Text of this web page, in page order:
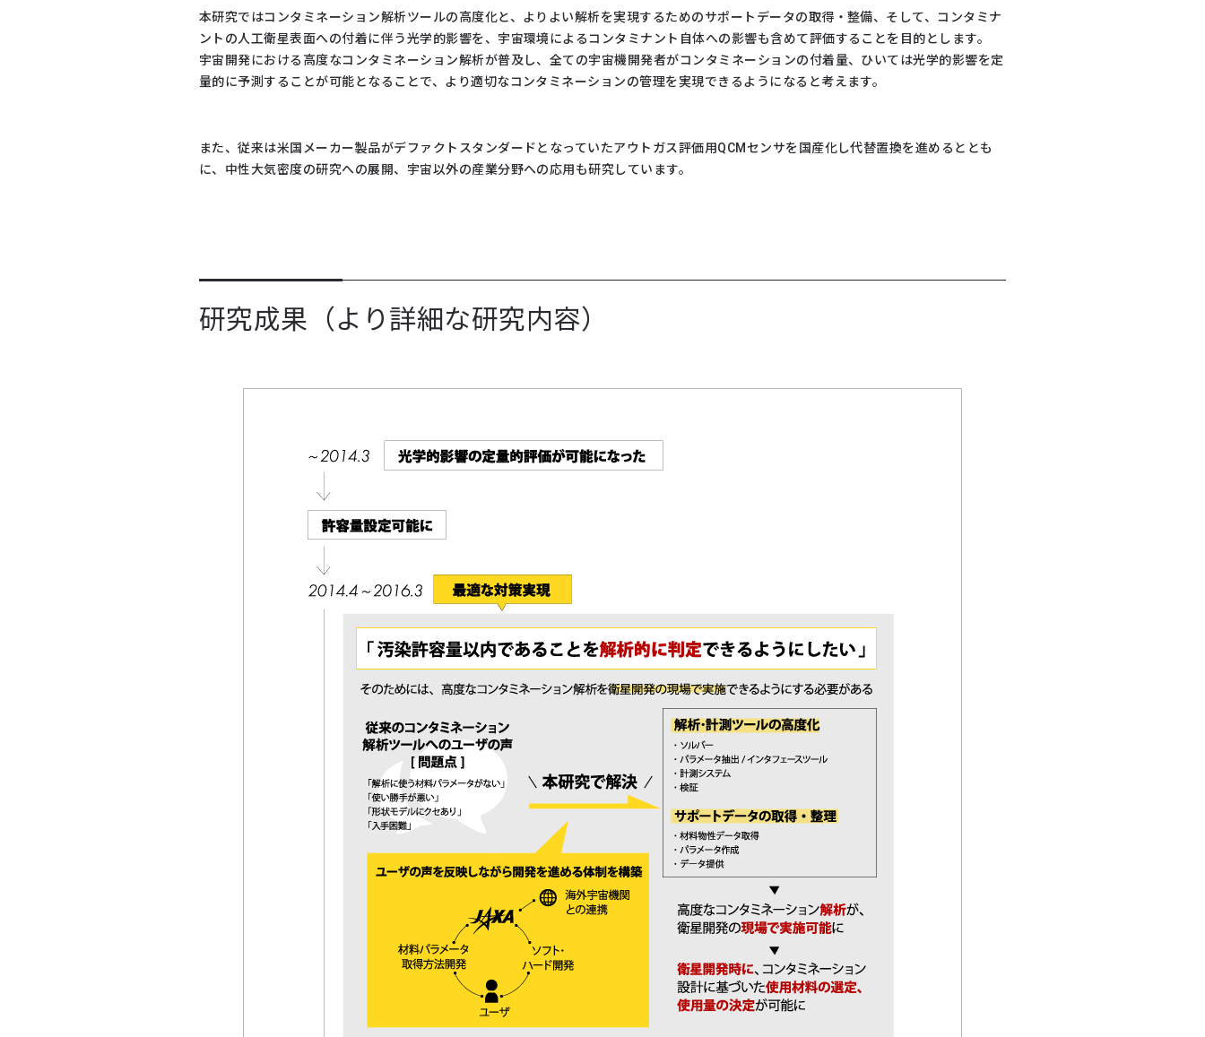
本研究ではコンタミネーション解析ツールの高度化と、よりよい解析を実現するためのサポートデータの取得・整備、そして、コンタミナ
ントの人工衛星表面への付着に伴う光学的影響を、宇宙環境によるコンタミナント自体への影響も含めて評価することを目的とします。
宇宙開発における高度なコンタミネーション解析が普及し、全ての宇宙機開発者がコンタミネーションの付着量、ひいては光学的影響を定
量的に予測することが可能となることで、より適切なコンタミネーションの管理を実現できるようになると考えます。
また、従来は米国メーカー製品がデファクトスタンダードとなっていたアウトガス評価用QCMセンサを国産化し代替置換を進めるととも
に、中性大気密度の研究への展開、宇宙以外の産業分野への応用も研究しています。
研究成果（より詳細な研究内容）